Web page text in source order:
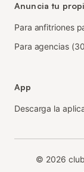
Anuncia tu
Para anfitriones
Para agencias
App
Descarga la
© 2026